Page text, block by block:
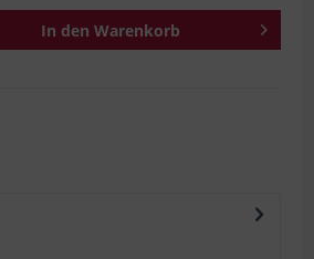
In den Warenkorb